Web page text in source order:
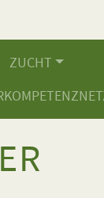
ZUCHT